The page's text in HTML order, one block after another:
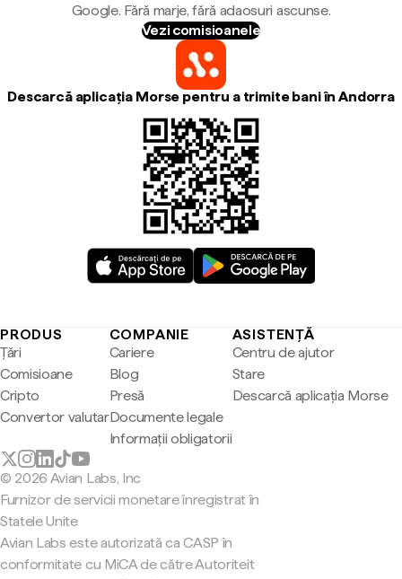
Google. Fără marje, fără adaosuri ascunse.
Vezi comisioanele
Descarcă aplicația Morse pentru a trimite bani în Andorra
PRODUS
Țări
Comisioane
Cripto
Convertor valutar
COMPANIE
Cariere
Blog
Presă
Documente legale
Informații obligatorii
ASISTENȚĂ
Centru de ajutor
Stare
Descarcă aplicația Morse
© 2026 Avian Labs, Inc
Furnizor de servicii monetare înregistrat în
Statele Unite
Avian Labs este autorizată ca CASP în
conformitate cu MiCA de către Autoriteit